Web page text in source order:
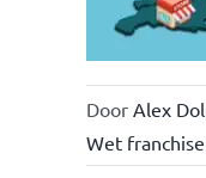
Door Alex
Wet franchise